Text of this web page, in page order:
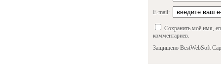
E-mail:
Сохранить моё имя,
комментариев.
Защищено BestWebSoft